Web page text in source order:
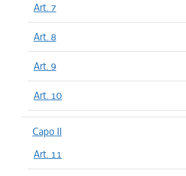
Art. 7
Art. 8
Art. 9
Art. 10
Capo II
Art. 11